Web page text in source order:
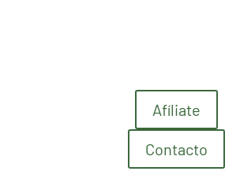
Afíliate
Contacto